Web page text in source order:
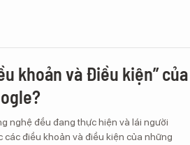
khoản và Điều kiện” của
nghệ đều đang thực hiện và lái người
các điều khoản và điều kiện của những